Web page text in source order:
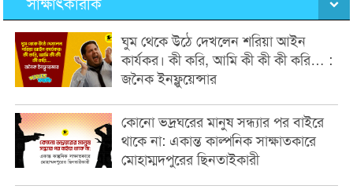
সাক্ষাৎকারকি
ঘুম থেকে উঠে দেখলেন শরিয়া আইন
কার্যকর। কী করি, আমি কী কী কী করি… :
জনৈক ইনফ্লুয়েন্সার
কোনো ভদ্রঘরের মানুষ সন্ধ্যার পর বাইরে
থাকে না: একান্ত কাল্পনিক সাক্ষাতকারে
মোহাম্মদপুরের ছিনতাইকারী